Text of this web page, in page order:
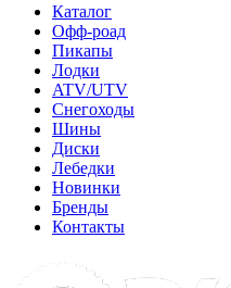
Каталог
Офф-роад
Пикапы
Лодки
ATV/UTV
Снегоходы
Шины
Диски
Лебедки
Новинки
Бренды
Контакты